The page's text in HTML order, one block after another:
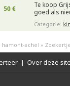
50 €
Te koop
goed als
Categorie:
hamont-achel »
| Over deze site